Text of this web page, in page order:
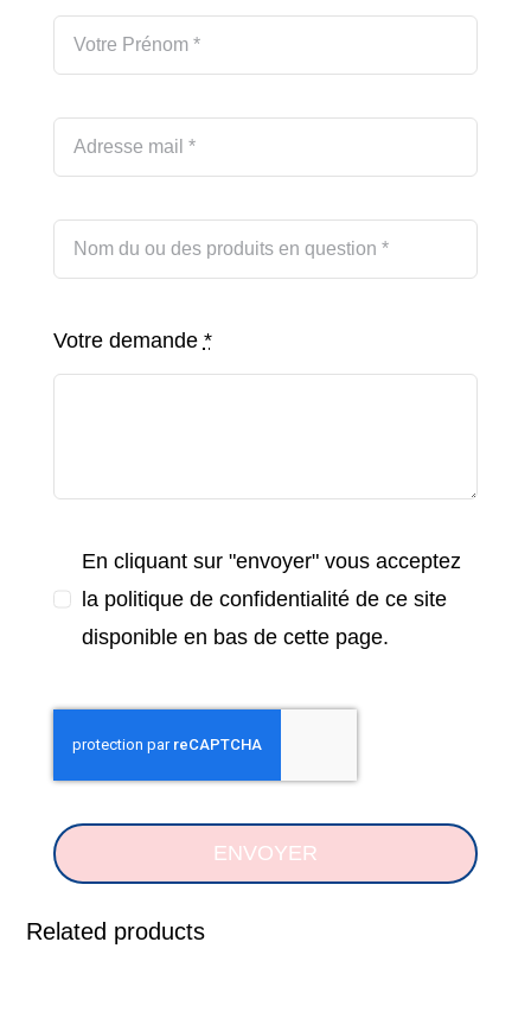
Votre demande *
En cliquant sur "envoyer" vous acceptez
la politique de confidentialité de ce site
disponible en bas de cette page.
ENVOYER
Related products